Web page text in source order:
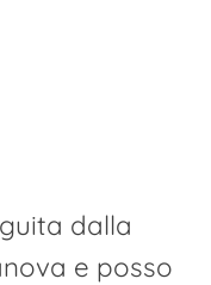
dalla
e posso